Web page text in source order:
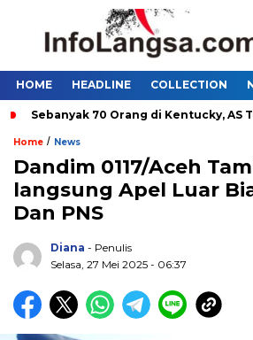
HOME HEADLINE COLLECTION
Sebanyak 70 Orang di Kentucky, AS
Home / News
Dandim 0117/Aceh
langsung Apel Luar
Dan PNS
Diana - Penulis
Selasa, 27 Mei 2025 - 06:37